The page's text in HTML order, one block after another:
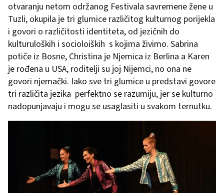
otvaranju netom održanog Festivala savremene žene u
Tuzli, okupila je tri glumice različitog kulturnog porijekla
i govori o različitosti identiteta, od jezičnih do
kulturuloških i socioloiških s kojima živimo. Sabrina
potiče iz Bosne, Christina je Njemica iz Berlina a Karen
je rođena u USA, roditelji su joj Nijemci, no ona ne
govori njemački. Iako sve tri glumice u predstavi govore
tri različita jezika perfektno se razumiju, jer se kulturno
nadopunjavaju i mogu se usaglasiti u svakom ternutku.